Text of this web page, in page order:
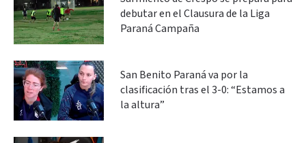
debutar en el Clausura de la Liga
Paraná Campaña
San Benito Paraná va por la
clasificación tras el 3-0: “Estamos a
la altura”